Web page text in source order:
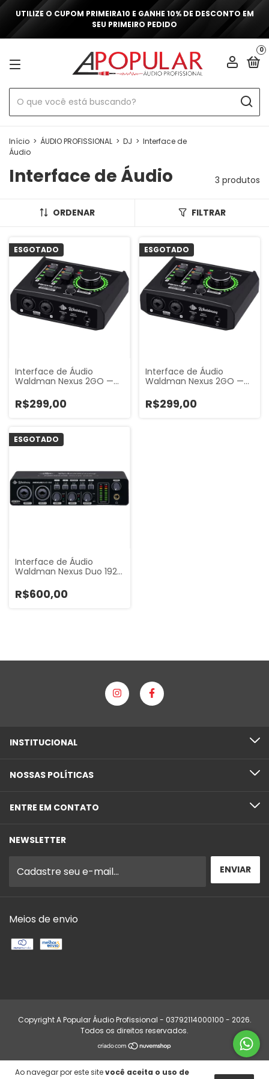
UTILIZE O CUPOM PRIMEIRA10 E GANHE 10% DE DESCONTO EM
SEU PRIMEIRO PEDIDO
0
Ao navegar por este sitevocê aceita o uso de
Início > ÁUDIO PROFISSIONAL > DJ > Interface de
Áudio
Interface de Áudio 3 produtos
ORDENAR FILTRAR
ESGOTADO
Interface de Áudio
Waldman Nexus 2GO —…
R$299,00
ESGOTADO
Interface de Áudio
Waldman Nexus 2GO —…
R$299,00
ESGOTADO
Interface de Áudio
Waldman Nexus Duo 192…
R$600,00
INSTITUCIONAL
NOSSAS POLÍTICAS
ENTRE EM CONTATO
NEWSLETTER
Meios de envio
Copyright A Popular Áudio Profissional - 03792114000100 - 2026.
Todos os direitos reservados.